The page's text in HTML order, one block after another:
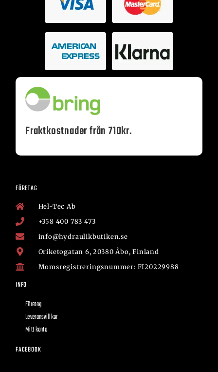
Fraktkostnader från 710kr.
FÖRETAG
Hel-Tec Ab
+358 400 783 473
info@hydraulikbutiken.se
Oriketogatan 6, 20380 Åbo, Finland
Momsregistreringsnummer: FI20229988
INFO
Företag
Leveransvillkor
Mitt konto
FACEBOOK